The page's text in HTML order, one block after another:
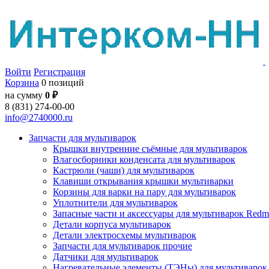
Войти Регистрация
Корзина 0 позиций
на сумму 0 ₽
8 (831) 274-00-00
info@2740000.ru
Запчасти для мультиварок
Крышки внутренние съёмные для мультиварок
Влагосборники конденсата для мультиварок
Кастрюли (чаши) для мультиварок
Клавиши открывания крышки мультиварки
Корзины для варки на пару для мультиварок
Уплотнители для мультиварок
Запасные части и аксессуары для мультиварок
Детали корпуса мультиварок
Детали электросхемы мультиварок
Запчасти для мультиварок прочие
Датчики для мультиварок